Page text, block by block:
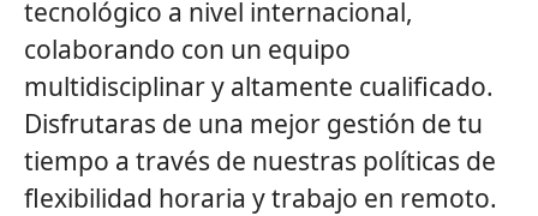
tecnológico a nivel internacional,
colaborando con un equipo
multidisciplinar y altamente cualificado.
Disfrutaras de una mejor gestión de tu
tiempo a través de nuestras políticas de
flexibilidad horaria y trabajo en remoto.